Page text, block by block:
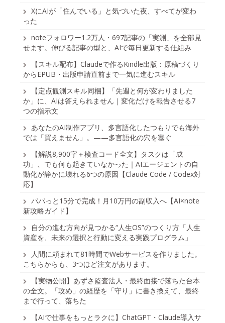
XにAIが「住んでいる」と気づいた夜、すべてが変わ
った
noteフォロワー1.2万人・697記事の「実測」を全部見
せます。伸びる記事の型と、AIで毎日更新する仕組み
【スキル配布】Claudeで作るKindle出版：原稿づくり
からEPUB・出版申請直前まで一気に進むスキル
【定点観測スキル同梱】「先週と何が変わりました
か」に、AIは答えられません｜変化だけを報告させる7
つの指示文
あなたのAI制作アプリ、多言語化したつもりでも海外
では「買えません」。——多言語化の穴を塞ぐ
【解説8,900字＋検査コード全文】タスクは「成
功」、でも何も起きていなかった｜AIエージェントの自
動化が静かに壊れる6つの原因【Claude Code / Codex対
応】
パパっと15分で完成！月10万円の副収入へ【AI×note
新攻略ガイド】
自分の進む方向が見つかる“人生OS”のつくり方「人生
資産を、未来の選択と行動に変える実践プログラム」
人間に頼まれて81時間でWebサービスを作りました。
こちらからも、3つほど注文があります。
【実物公開】あずさ監査法人・最終面接で落ちた台本
の全文。「攻め」の経歴を「守り」に書き換えて、最終
まで行って、落ちた
【AIで仕事をもっとラクに】ChatGPT・Claude導入サ